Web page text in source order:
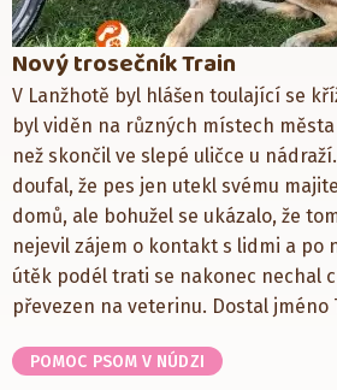
Nový trosečník Train
V Lanžhotě byl hlášen toulající se
byl viděn na různých místech
než skončil ve slepé uličce u
doufal, že pes jen utekl svému
domů, ale bohužel se ukázalo, že
nejevil zájem o kontakt s lidmi a po
útěk podél trati se nakonec nechal
převezen na veterinu. Dostal jméno
POMOC PSOM V NÚDZI